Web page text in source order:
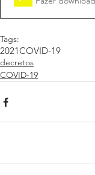
Tags:
2021COVID-19
decretos
COVID-19